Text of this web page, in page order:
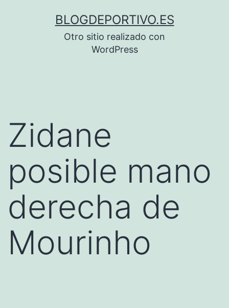
BLOGDEPORTIVO.ES
Otro sitio realizado con
WordPress
Zidane
posible mano
derecha de
Mourinho